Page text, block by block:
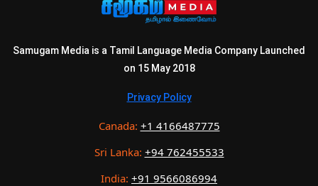
Samugam Media is a Tamil Language Media Company Launched
on 15 May 2018
Privacy Policy
Canada: +1 4166487775
Sri Lanka: +94 762455533
India: +91 9566086994